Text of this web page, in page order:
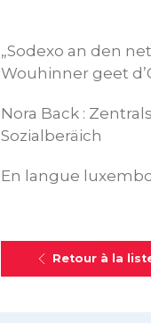
„Sodexo an den
Wouhinner geet
Nora Back :
Sozialberäich
En langue
Retour à la